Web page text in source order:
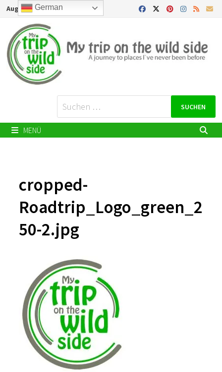
Zurück
Inhalt
August 7, 2026
Suchen
nach:
MENÜ
cropped-
Roadtrip_Logo_green_2
50-2.jpg
German